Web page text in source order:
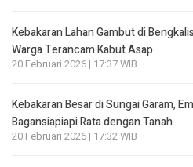
Kebakaran Lahan Gambut di
Warga Terancam Kabut Asap
20 Februari 2026 | 17:37 WIB
Kebakaran Besar di Sungai Garam,
Bagansiapiapi Rata dengan Tanah
20 Februari 2026 | 17:32 WIB